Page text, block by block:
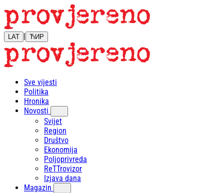
LAT | ЋИР
Sve vijesti
Politika
Hronika
Novosti
Svijet
Region
Društvo
Ekonomija
Poljoprivreda
ReTTrovizor
Izjava dana
Magazin